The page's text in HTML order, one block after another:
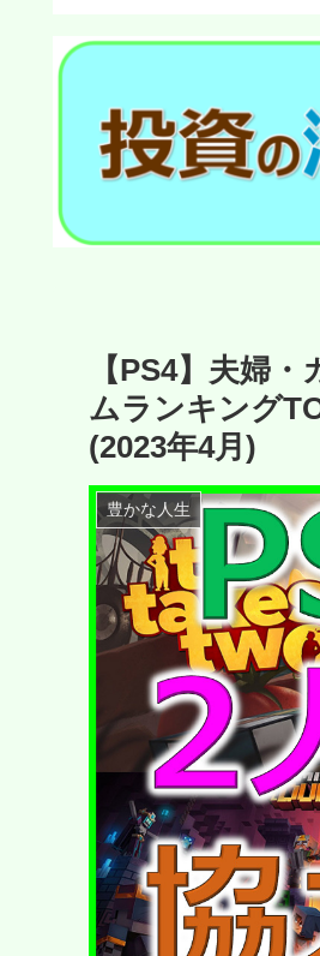
最新)
【PS4】夫婦
ムランキング
(2023年4月)
豊かな人生